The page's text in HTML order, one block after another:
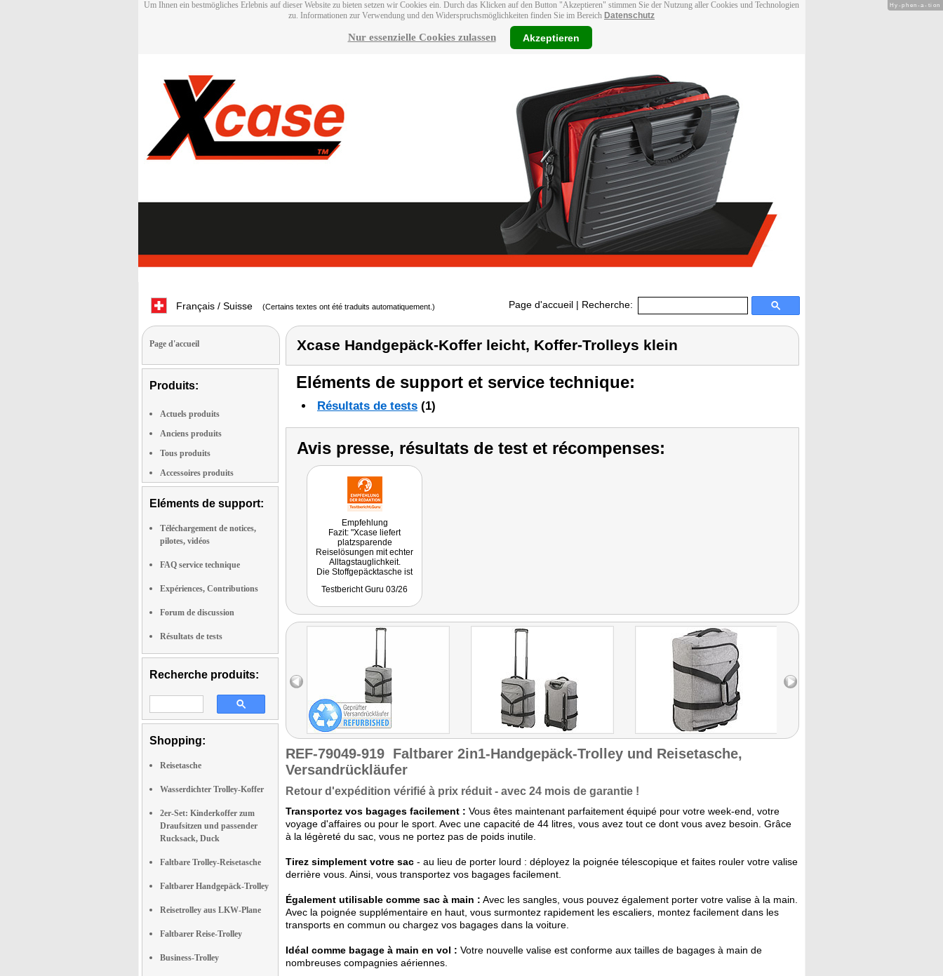
Um Ihnen ein bestmögliches Erlebnis auf dieser Website zu bieten setzen wir Cookies ein. Durch das Klicken auf den Button "Akzeptieren" stimmen Sie der Nutzung aller Cookies und Technologien
zu. Informationen zur Verwendung und den Widerspruchsmöglichkeiten finden Sie im Bereich Datenschutz
Nur essenzielle Cookies zulassen Akzeptieren
Français / Suisse (Certains textes ont été traduits automatiquement.) Page d'accueil | Recherche:
Page d'accueil
Produits:
Actuels produits
Anciens produits
Tous produits
Accessoires produits
Eléments de support:
Téléchargement de notices,
pilotes, vidéos
FAQ service technique
Expériences, Contributions
Forum de discussion
Résultats de tests
Recherche produits:
Shopping:
Reisetasche
Wasserdichter Trolley-Koffer
2er-Set: Kinderkoffer zum
Draufsitzen und passender
Rucksack, Duck
Faltbare Trolley-Reisetasche
Faltbarer Handgepäck-Trolley
Reisetrolley aus LKW-Plane
Faltbarer Reise-Trolley
Business-Trolley
Xcase Handgepäck-Koffer leicht, Koffer-Trolleys klein
Eléments de support et service technique:
Résultats de tests (1)
Avis presse, résultats de test et récompenses:
Empfehlung
Fazit: "Xcase liefert
platzsparende
Reiselösungen mit echter
Alltagstauglichkeit.
Die Stoffgepäcktasche ist
Reisekoffer Handgepäck-
Kurztrips abdeckt und
danach flach verschwindet."
Testbericht Guru 03/26
REF-79049-919 Faltbarer 2in1-Handgepäck-Trolley und Reisetasche,
Versandrückläufer
Retour d'expédition vérifié à prix réduit - avec 24 mois de garantie !
Transportez vos bagages facilement : Vous êtes maintenant parfaitement équipé pour votre week-end, votre
voyage d'affaires ou pour le sport. Avec une capacité de 44 litres, vous avez tout ce dont vous avez besoin. Grâce
à la légèreté du sac, vous ne portez pas de poids inutile.
Tirez simplement votre sac - au lieu de porter lourd : déployez la poignée télescopique et faites rouler votre valise
derrière vous. Ainsi, vous transportez vos bagages facilement.
Également utilisable comme sac à main : Avec les sangles, vous pouvez également porter votre valise à la main.
Avec la poignée supplémentaire en haut, vous surmontez rapidement les escaliers, montez facilement dans les
transports en commun ou chargez vos bagages dans la voiture.
Idéal comme bagage à main en vol : Votre nouvelle valise est conforme aux tailles de bagages à main de
nombreuses compagnies aériennes.
Hy-phen-a-tion